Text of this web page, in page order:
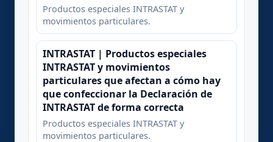
Productos especiales INTRASTAT y
movimientos particulares.
INTRASTAT | Productos especiales
INTRASTAT y movimientos
particulares que afectan a cómo hay
que confeccionar la Declaración de
INTRASTAT de forma correcta
Productos especiales INTRASTAT y
movimientos particulares.